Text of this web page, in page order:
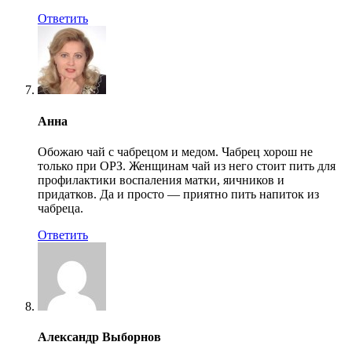
Ответить
Анна
Обожаю чай с чабрецом и медом. Чабрец хорош не
только при ОРЗ. Женщинам чай из него стоит пить для
профилактики воспаления матки, яичников и
придатков. Да и просто — приятно пить напиток из
чабреца.
Ответить
Александр Выборнов